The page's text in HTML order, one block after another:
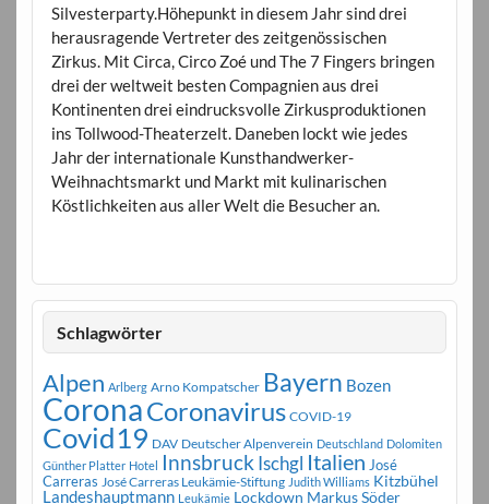
Silvesterparty.Höhepunkt in diesem Jahr sind drei
herausragende Vertreter des zeitgenössischen
Zirkus. Mit Circa, Circo Zoé und The 7 Fingers bringen
drei der weltweit besten Compagnien aus drei
Kontinenten drei eindrucksvolle Zirkusproduktionen
ins Tollwood-Theaterzelt. Daneben lockt wie jedes
Jahr der internationale Kunsthandwerker-
Weihnachtsmarkt und Markt mit kulinarischen
Köstlichkeiten aus aller Welt die Besucher an.
Schlagwörter
Alpen Arlberg Arno Kompatscher Bayern Bozen
CoronaCoronavirus COVID-19
Covid19 DAV Deutscher Alpenverein Deutschland Dolomiten
Günther Platter Hotel Innsbruck Ischgl Italien José
Carreras José Carreras Leukämie-Stiftung Judith Williams Kitzbühel
Landeshauptmann Leukämie Lockdown Markus Söder